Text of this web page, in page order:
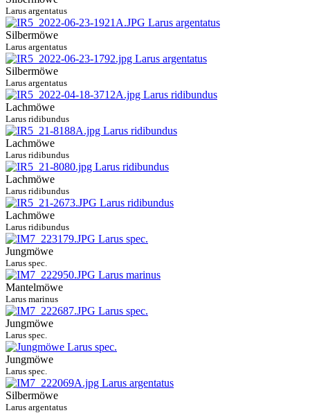
Larus argentatus
Silbermöwe
Larus argentatus
Silbermöwe
Larus argentatus
Lachmöwe
Larus ridibundus
Lachmöwe
Larus ridibundus
Lachmöwe
Larus ridibundus
Lachmöwe
Larus ridibundus
Jungmöwe
Larus spec.
Mantelmöwe
Larus marinus
Jungmöwe
Larus spec.
Jungmöwe
Larus spec.
Silbermöwe
Larus argentatus